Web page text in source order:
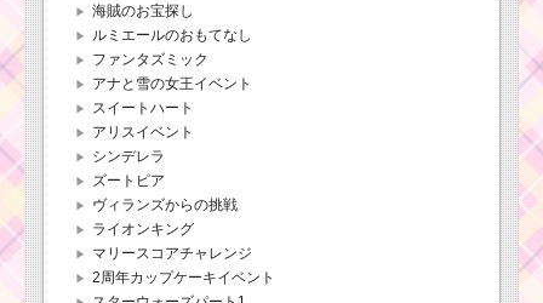
海賊のお宝探し
ルミエールのおもてなし
ファンタズミック
アナと雪の女王イベント
スイートハート
アリスイベント
シンデレラ
ズートピア
ヴィランズからの挑戦
ライオンキング
マリースコアチャレンジ
2周年カップケーキイベント